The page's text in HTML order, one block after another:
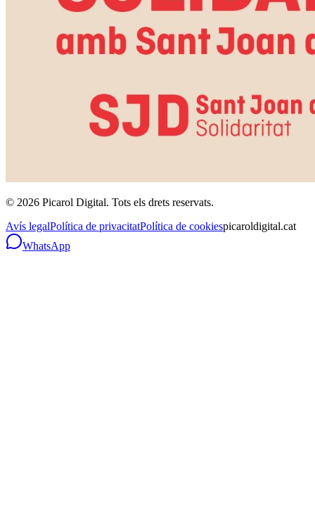
© 2026 Picarol Digital. Tots els drets reservats.
Avís legalPolítica de privacitatPolítica de cookiespicaroldigital.cat
WhatsApp